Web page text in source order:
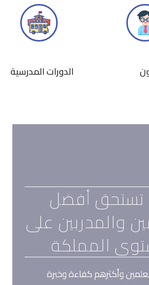
الدورات المدرسية
تستحق أفضل
والمدربين على
المملكة
وأكثرهم كفاءة وخبرة